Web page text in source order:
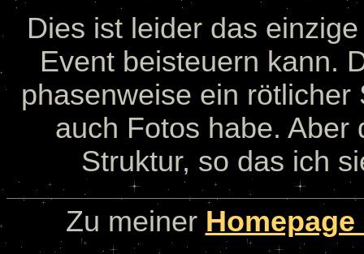
Dies ist leider das
Event beisteuern kann.
phasenweise ein
auch Fotos habe. Aber
Struktur, so das ich
Zu meiner